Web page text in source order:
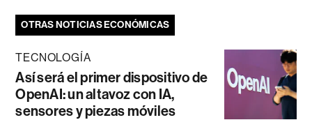
OTRAS NOTICIAS ECONÓMICAS
TECNOLOGÍA
Así será el primer dispositivo de
OpenAI: un altavoz con IA,
sensores y piezas móviles